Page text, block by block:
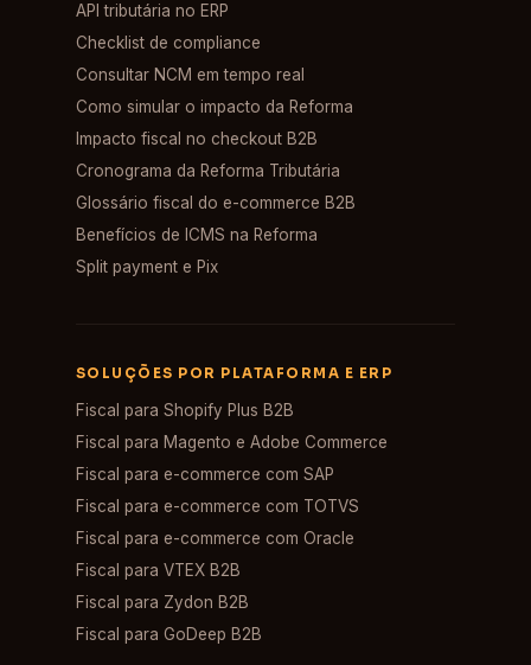
API tributária no ERP
Checklist de compliance
Consultar NCM em tempo real
Como simular o impacto da Reforma
Impacto fiscal no checkout B2B
Cronograma da Reforma Tributária
Glossário fiscal do e-commerce B2B
Benefícios de ICMS na Reforma
Split payment e Pix
SOLUÇÕES POR PLATAFORMA E ERP
Fiscal para Shopify Plus B2B
Fiscal para Magento e Adobe Commerce
Fiscal para e-commerce com SAP
Fiscal para e-commerce com TOTVS
Fiscal para e-commerce com Oracle
Fiscal para VTEX B2B
Fiscal para Zydon B2B
Fiscal para GoDeep B2B